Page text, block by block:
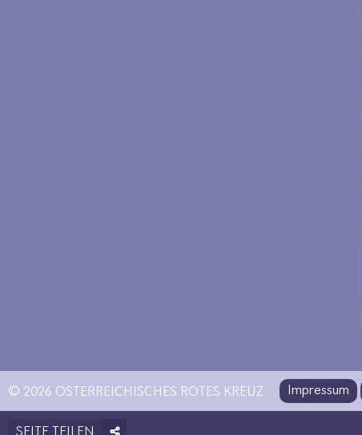
© 2026 ÖSTERREICHISCHES ROTES KREUZ Impressum